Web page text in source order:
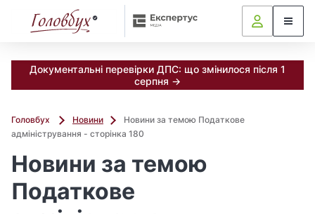
Документальні перевірки ДПС: що змінилося після 1
серпня →
Головбух Новини
Новини за темою Податкове
адміністрування - сторінка 180
Новини за темою
Податкове